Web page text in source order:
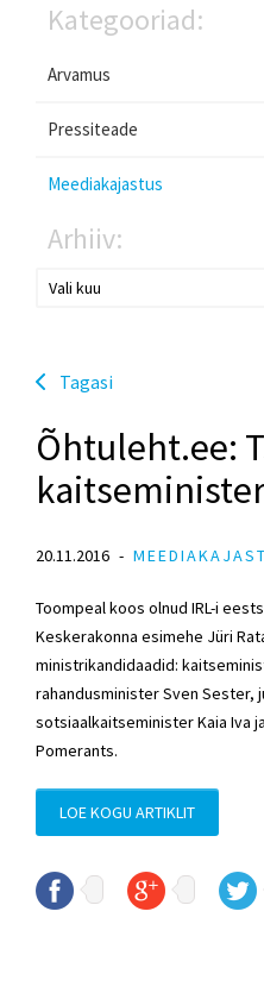
Kategooriad:
Arvamus
Pressiteade
Meediakajastus
Arhiiv:
Tagasi
Õhtuleht.ee:
20.11.2016
Toompeal koos olnud IRL-i
Keskerakonna esimehe Jüri
ministrikandidaadid:
rahandusminister Sven Sester,
sotsiaalkaitseminister Kaia Iva
Pomerants.
LOE KOGU ARTIKLIT